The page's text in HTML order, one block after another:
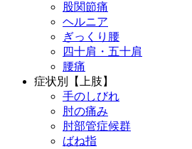
股関節痛
ヘルニア
ぎっくり腰
四十肩・五十肩
腰痛
症状別【上肢】
手のしびれ
肘の痛み
肘部管症候群
ばね指